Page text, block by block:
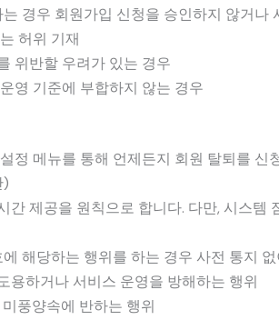
경우 회원가입 신청을 승인하지 않거나
허위 기재
위반할 우려가 있는 경우
영 기준에 부합하지 않는 경우
정 메뉴를 통해 언제든지 회원 탈퇴를
)
간 제공을 원칙으로 합니다. 다만, 시스
해당하는 행위를 하는 경우 사전 통지
용하거나 서비스 운영을 방해하는 행위
풍양속에 반하는 행위